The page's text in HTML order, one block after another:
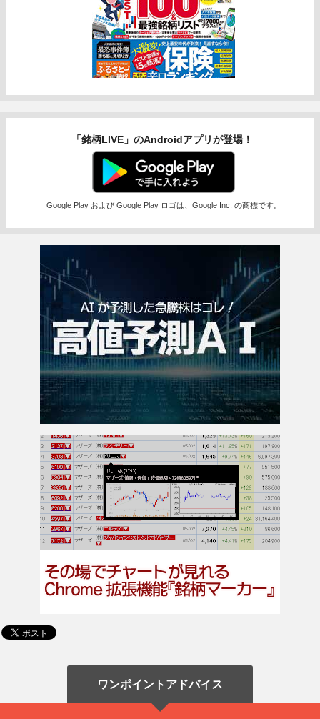
「銘柄LIVE」のAndroidアプリが登場！
Google Play および Google Play ロゴは、Google Inc. の商標です。
ワンポイントアドバイス